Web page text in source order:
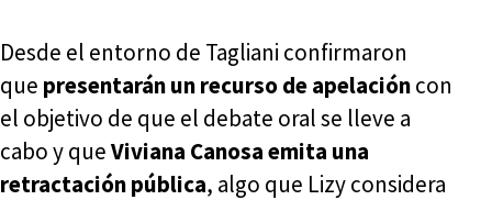
Desde el entorno de Tagliani confirmaron
que presentarán un recurso de apelacióncon
el objetivo de que el debate oral se lleve a
cabo y queViviana Canosa emita una
retractación pública, algo que Lizy considera